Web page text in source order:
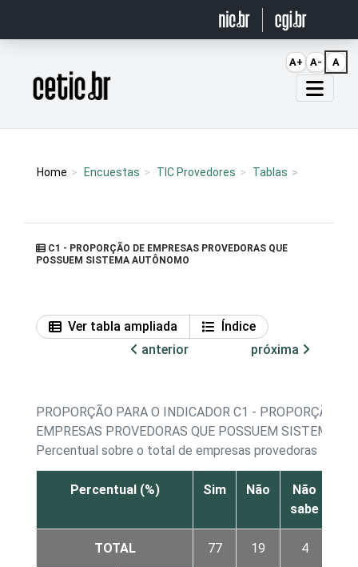
Página inicial
Home Encuestas TIC Provedores Tablas
C1 - PROPORÇÃO DE EMPRESAS PROVEDORAS QUE
POSSUEM SISTEMA AUTÔNOMO
Ver tabla ampliada
Índice
anterior
próxima
PROPORÇÃO PARA O INDICADOR C1 - PROPORÇÃO DE
EMPRESAS PROVEDORAS QUE POSSUEM SISTEMA
Percentual sobre o total de empresas provedoras
Percentual (%) Sim Não
Não
sabe
TOTAL 77 19 4
A+ A- A